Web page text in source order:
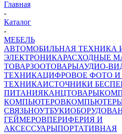
Главная
-
Каталог
-
МЕБЕЛЬ
АВТОМОБИЛЬНАЯ ТЕХНИКА
ЭЛЕКТРОНИКАРАСХОДНЫЕ
ТОВАРЗООТОВАРЫАУДИО-
ТЕХНИКАЦИФРОВОЕ ФОТО И
ТЕХНИКАИСТОЧНИКИ
ПИТАНИЯКАНЦТОВАРЫ
КОМПЬЮТЕРОВ
СВЯЗЬНОУТБУКИ
ГЕЙМЕРОВПЕРИФЕРИЯ И
АКСЕССУАРЫПОРТАТИВНАЯ